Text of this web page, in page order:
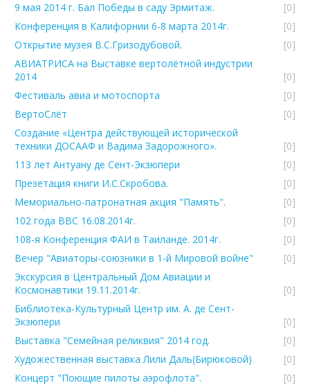
9 мая 2014 г. Бал Победы в саду Эрмитаж.
[0]
Конференция в Калифорнии 6-8 марта 2014г.
[0]
Открытие музея В.С.Гризодубовой.
[0]
АВИАТРИСА на Выставке вертолётной индустрии
2014
[0]
Фестиваль авиа и мотоспорта
[0]
ВертоСлёт
[0]
Создание «Центра действующей исторической
техники ДОСААФ и Вадима Задорожного».
[0]
113 лет Антуану де Сент-Экзюпери
[0]
Презетация книги И.С.Скробова.
[0]
Мемориально-патронатная акция "Память".
[0]
102 года ВВС 16.08.2014г.
[0]
108-я Конференция ФАИ в Таиланде. 2014г.
[0]
Вечер "Авиаторы-союзники в 1-й Мировой войне"
[0]
Экскурсия в Центральный Дом Авиации и
Космонавтики 19.11.2014г.
[0]
Библиотека-Культурный Центр им. А. де Сент-
Экзюпери
[0]
Выставка "Семейная реликвия" 2014 год.
[0]
Художественная выставка Лили Даль(Бирюковой)
[0]
Концерт "Поющие пилоты аэрофлота".
[0]